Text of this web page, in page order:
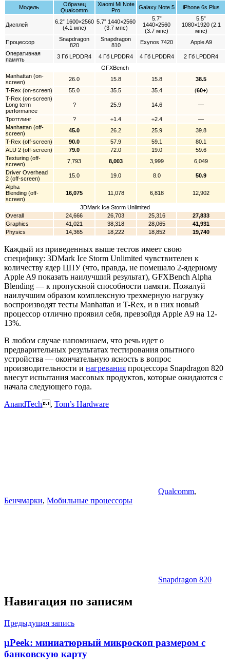
Модель
Образец
Qualcomm
Xiaomi Mi Note
Pro
Galaxy Note 5 iPhone 6s Plus
Дисплей
6.2” 1600×2560
(4.1 мпс)
5.7” 1440×2560
(3.7 мпс)
5.7”
1440×2560
(3.7 мпс)
5.5”
1080×1920 (2.1
мпс)
Процессор
Snapdragon
820
Snapdragon
810
Exynos 7420
Apple A9
Оперативная
память
3 Гб LPDDR4 4 Гб LPDDR4 4 Гб LPDDR4
2 Гб LPDDR4
GFXBench
Manhattan (on-
screen)
26.0 15.8 15.8
38.5
T-Rex (on-screen)
55.0 35.5 35.4 (60+)
T-Rex (on-screen)
Long term
performance
? 25.9 14.6 —
Троттлинг ? ÷1.4 ÷2.4
—
Manhattan (off-
screen)
45.0 26.2 25.9
39.8
T-Rex (off-screen)
90.0 57.9 59.1
80.1
ALU 2 (off-screen)
79.0 72.0 19.0
59.6
Texturing (off-
screen)
7,793 8,003 3,999
6,049
Driver Overhead
2 (off-screen)
15.0 19.0 8.0
50.9
Alpha
Blending (off-
screen)
16,075 11,078 6,818 12,902
3DMark Ice Storm Unlimited
Overall
24,666 26,703 25,316
27,833
Graphics
41,021 38,318 28,065
41,931
Physics
14,365 18,222 18,852 19,740
Каждый из приведенных выше тестов имеет свою
специфику: 3DMark Ice Storm Unlimited чувствителен к
количеству ядер ЦПУ (что, правда, не помешало 2-ядерному
Apple A9 показать наилучший результат), GFXBench Alpha
Blending — к пропускной способности памяти. Пожалуй
наилучшим образом комплексную трехмерную нагрузку
воспроизводят тесты Manhattan и T-Rex, и в них новый
процессор отлично проявил себя, превзойдя Apple A9 на 12-
13%.
В любом случае напоминаем, что речь идет о
предварительных результатах тестирования опытного
устройства — окончательную ясность в вопрос
производительности и нагревания процессора Snapdragon 820
внесут испытания массовых продуктов, которые ожидаются с
начала следующего года.
AnandTech, Tom’s Hardware
Qualcomm,
Бенчмарки, Мобильные процессоры
Snapdragon 820
Навигация по записям
Предыдущая запись
µPeek: миниатюрный микроскоп размером с
банковскую карту